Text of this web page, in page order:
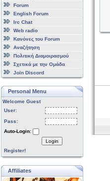
Forum
English Forum
Irc Chat
Web radio
Κανόνες του Forum
Αναζήτηση
Πολιτική Διαμοιρασμού
Σχετικά με την Ομάδα
Join Discord
Personal Menu
Welcome Guest
User:
Pass:
Auto-Login:
Login
Register!
Affiliates